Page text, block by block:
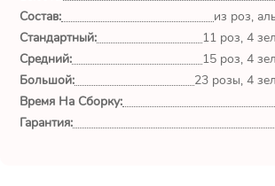
Воронеж
Делал заказ на этом сайте
впервые. Остался всем
Состав:
из роз,
Стандартный:
11 роз, 4
Средний:
15 роз, 4
Большой:
23 розы, 4
Время На Сборку:
Гарантия: